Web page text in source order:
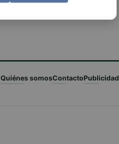
Quiénes somosContactoPublicidad